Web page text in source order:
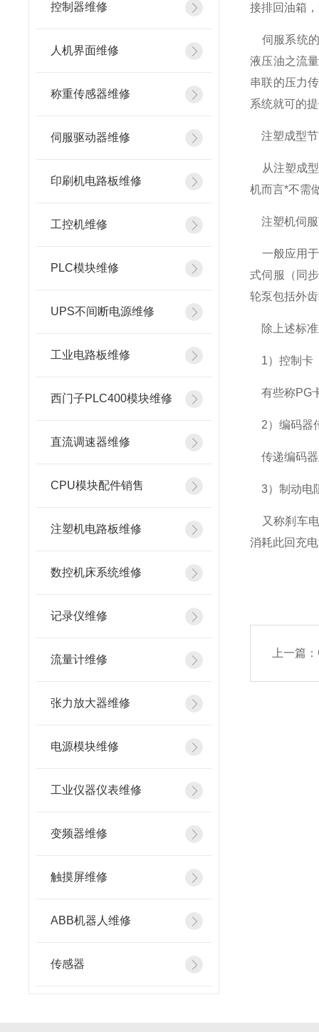
控制器维修
人机界面维修
称重传感器维修
伺服驱动器维修
印刷机电路板维修
工控机维修
PLC模块维修
UPS不间断电源维修
工业电路板维修
西门子PLC400模块维修
直流调速器维修
CPU模块配件销售
注塑机电路板维修
数控机床系统维修
记录仪维修
流量计维修
张力放大器维修
电源模块维修
工业仪器仪表维修
变频器维修
触摸屏维修
ABB机器人维修
传感器
接排回油箱
伺服系统的
液压油之流
串联的压力
系统就可的
注塑成型节
从注塑成型
机而言*不需
注塑机伺服
一般应用于
式伺服（同
轮泵包括外
除上述标准
1）控制卡
有些称PG
2）编码器
传递编码器
3）制动电
又称刹车电
消耗此回充
上一篇：